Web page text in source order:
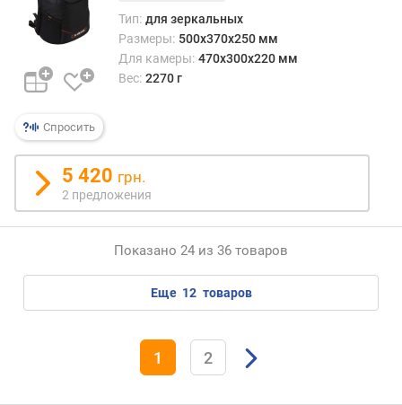
Спросить
Тип: для зеркальных
Размеры: 500x370x250 мм
Для камеры: 470x300x220 мм
Вес: 2270 г
5 420 грн.
2 предложения
Показано 24 из 36 товаров
еще 12 товаров
1 2